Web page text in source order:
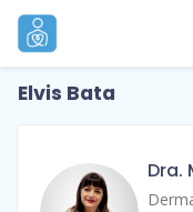
Elvis Bata
Dra.